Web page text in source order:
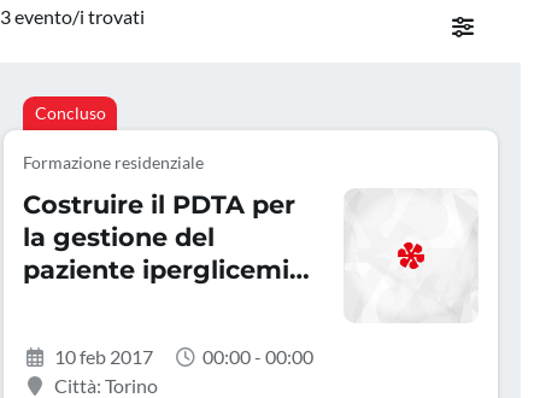
3 evento/i trovati
Concluso
Formazione residenziale
Costruire il PDTA per
la gestione del
paziente iperglicemico
10 feb 2017
00:00 - 00:00
Città: Torino